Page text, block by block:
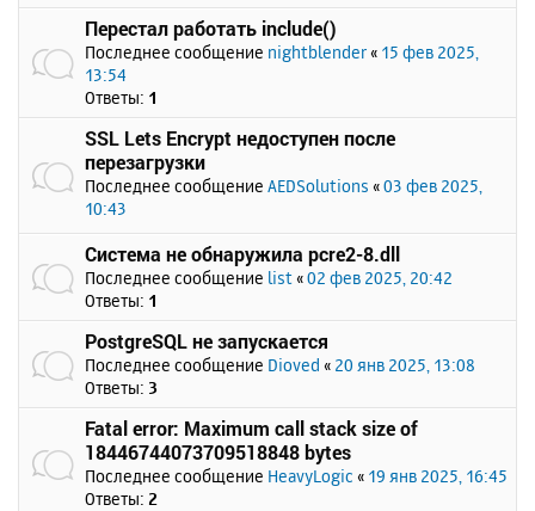
Перестал работать include()
Последнее сообщение nightblender « 15 фев 2025,
13:54
Ответы: 1
SSL Lets Encrypt недоступен после
перезагрузки
Последнее сообщение AEDSolutions «03 фев 2025,
10:43
Система не обнаружила pcre2-8.dll
Последнее сообщение list «02 фев 2025, 20:42
Ответы: 1
PostgreSQL не запускается
Последнее сообщение Dioved « 20 янв 2025, 13:08
Ответы: 3
Fatal error: Maximum call stack size of
18446744073709518848 bytes
Последнее сообщение HeavyLogic « 19 янв 2025, 16:45
Ответы: 2